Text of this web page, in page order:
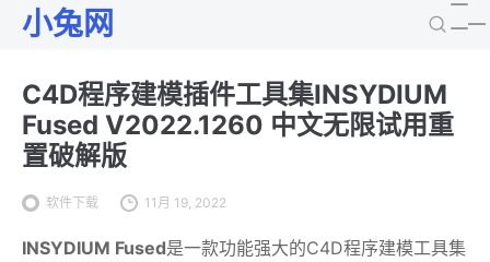
小兔网
C4D程序建模插件工具集INSYDIUM
Fused V2022.1260 中文无限试用重
置破解版
软件下载 11月 19, 2022
INSYDIUM Fused是一款功能强大的C4D程序建模工具集